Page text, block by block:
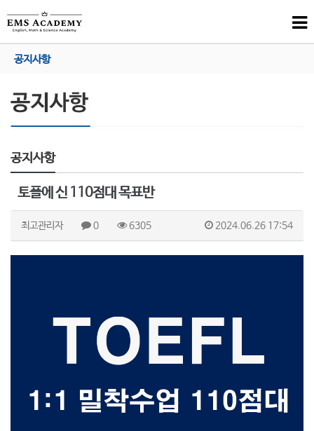
공지사항
공지사항
토플에 신 110점대 목표반
최고관리자 0 6305 2024.06.26 17:54